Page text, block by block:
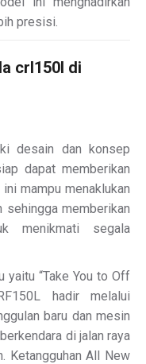
presisi.
crl150l di
desain dan konsep
dapat memberikan
mampu menaklukan
memberikan
menikmati segala
yaitu “Take You to Off
hadir melalui
baru dan mesin
di jalan raya
Ketangguhan All New